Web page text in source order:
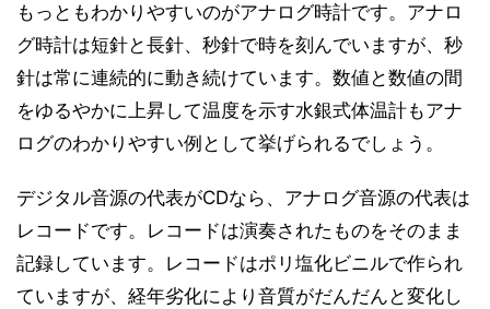
もっともわかりやすいのがアナログ時計です。アナロ
グ時計は短針と長針、秒針で時を刻んでいますが、秒
針は常に連続的に動き続けています。数値と数値の間
をゆるやかに上昇して温度を示す水銀式体温計もアナ
ログのわかりやすい例として挙げられるでしょう。
デジタル音源の代表がCDなら、アナログ音源の代表は
レコードです。レコードは演奏されたものをそのまま
記録しています。レコードはポリ塩化ビニルで作られ
ていますが、経年劣化により音質がだんだんと変化し